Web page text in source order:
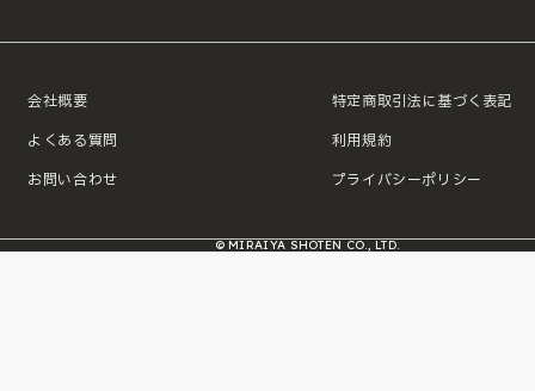
会社概要
よくある質問
お問い合わせ
特定商取引法に基づく表記
利用規約
プライバシーポリシー
© MIRAIYA SHOTEN CO., LTD.